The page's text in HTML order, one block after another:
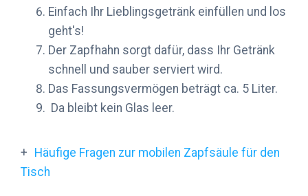
Einfach Ihr Lieblingsgetränk einfüllen und los
geht's!
Der Zapfhahn sorgt dafür, dass Ihr Getränk
schnell und sauber serviert wird.
Das Fassungsvermögen beträgt ca. 5 Liter.
Da bleibt kein Glas leer.
Häufige Fragen zur mobilen Zapfsäule für den
Tisch